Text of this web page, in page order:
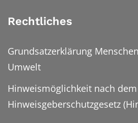
Rechtliches
Grundsatzerklärung
Umwelt
Hinweismöglichkeit nach dem
Hinweisgeberschutzgesetz